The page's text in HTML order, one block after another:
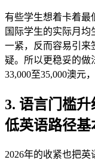
有些学生想着卡着最
国际学生的实际月
一紧，反而容易引来
疑。所以更稳妥的做
33,000至35,000澳元
3. 语言门槛升
低英语路径基
2026年的收紧也把